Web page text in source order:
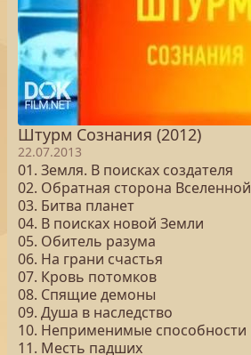
Штурм Сознания (2012)
22.07.2013
01. Земля. В поисках создателя
02. Обратная сторона Вселенной
03. Битва планет
04. В поисках новой Земли
05. Обитель разума
06. На грани счастья
07. Кровь потомков
08. Спящие демоны
09. Душа в наследство
10. Неприменимые способности
11. Месть падших